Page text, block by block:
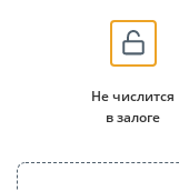
Не числится
в залоге